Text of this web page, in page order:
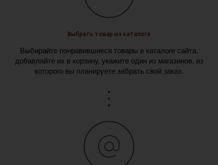
Выбрать товар из каталога
Выбирайте понравившиеся товары в каталоге сайта,
добавляйте их в корзину, укажите один из магазинов, из
которого вы планируете забрать свой заказ.